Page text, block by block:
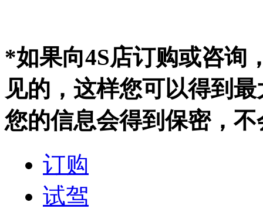
*如果向4S店订购或咨询
见的，这样您可以得到
您的信息会得到保密，
订购
试驾